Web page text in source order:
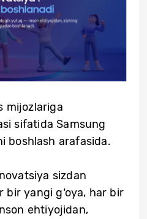
mijozlariga
sifatida Samsung
boshlash arafasida.
sizdan
bir yangi g‘oya, har bir
ehtiyojidan,